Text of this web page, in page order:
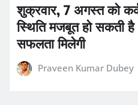
शुक्रवार, 7 अगस्त को
स्थिति मजबूत हो सकती
सफलता मिलेगी
Praveen Kumar Dubey